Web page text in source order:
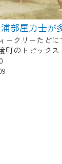
町のトピックス